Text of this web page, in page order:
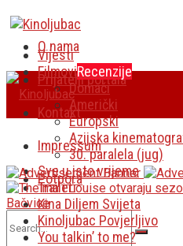
O nama
Prijatelji portala
Kontakt
Impressum
Potpora
Vijesti
FilmoviRecenzije
Domaći
Američki
Europski
Azijska
30. paralela (jug)
Sve u isto vrijeme
Traileri
Kina Diljem Svijeta
Kinoljubac Povjerljivo
You talkin’ to me?